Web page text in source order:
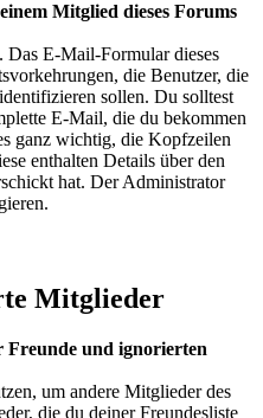
Mitglied dieses Forums
Das E-Mail-Formular dieses
die Benutzer, die
sollen. Du solltest
E-Mail, die du bekommen
ganz wichtig, die Kopfzeilen
enthalten Details über den
hat. Der Administrator
Mitglieder
Freunde und ignorierten
um andere Mitglieder des
die du deiner Freundesliste